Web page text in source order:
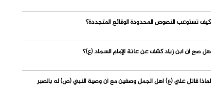
كيف تستوعب النصوص المحدودة الوقائع المتجددة؟
هل صح أن ابن زياد كشف عن عانة الإمام السجاد (ع)؟
لماذا قاتل علي (ع) أهل الجمل وصفين مع أن وصية النبي (ص) له بالصبر